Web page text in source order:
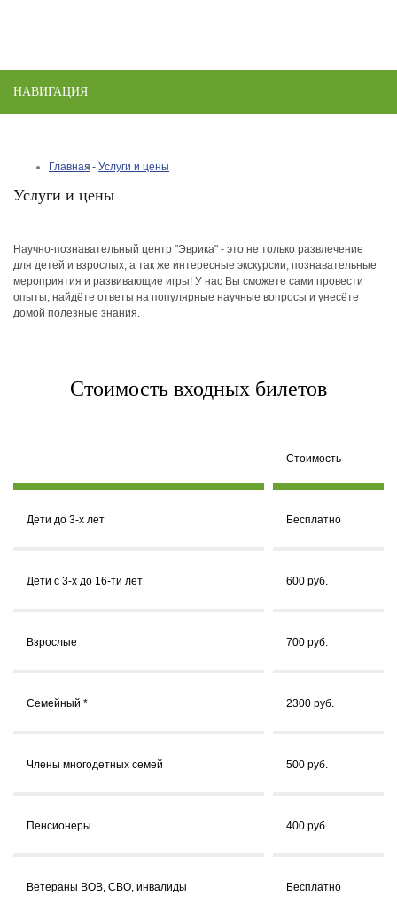
НАВИГАЦИЯ
Главная Услуги и цены
Услуги и цены
Научно-познавательный центр "Эврика" - это не только развлечение
для детей и взрослых, а так же интересные экскурсии, познавательные
мероприятия и развивающие игры! У нас Вы сможете сами провести
опыты, найдёте ответы на популярные научные вопросы и унесёте
домой полезные знания.
Стоимость входных билетов
Стоимость
Дети до 3-х лет Бесплатно
Дети с 3-х до 16-ти лет 600 руб.
Взрослые 700 руб.
Семейный * 2300 руб.
Члены многодетных семей 500 руб.
Пенсионеры 400 руб.
Ветераны ВОВ, СВО, инвалиды Бесплатно